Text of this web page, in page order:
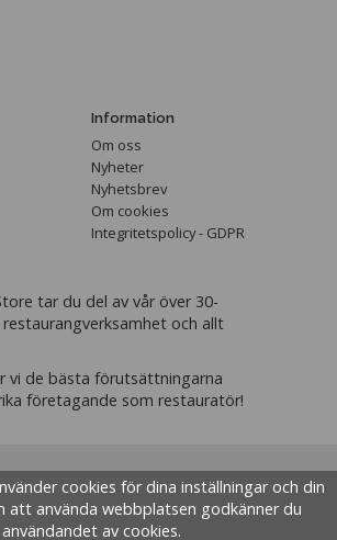
Information
Om oss
Nyheter
Nyhetsbrev
Om cookies
Integritetspolicy - GDPR
tar du del av vår över 30-
och allt
vi de bästa förutsättningarna
företagande som restauratör!
cookies för dina inställningar och din
att använda webbplatsen godkänner du
användandet av cookies.